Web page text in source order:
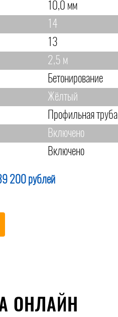
10,0 мм
14
13
2,5 м
Бетонирование
Жёлтый
Профильная труба
Включено
Включено
200 рублей
ОНЛАЙН